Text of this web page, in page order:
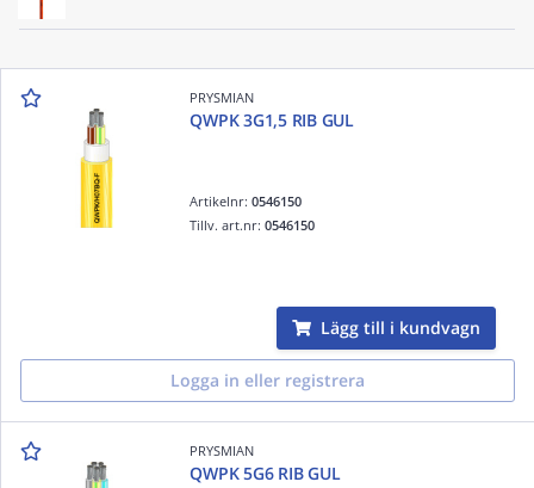
PRYSMIAN
QWPK 3G1,5 RIB GUL
Artikelnr:0546150
Tillv. art.nr:0546150
Lägg till i kundvagn
Logga in eller registrera
PRYSMIAN
QWPK 5G6 RIB GUL